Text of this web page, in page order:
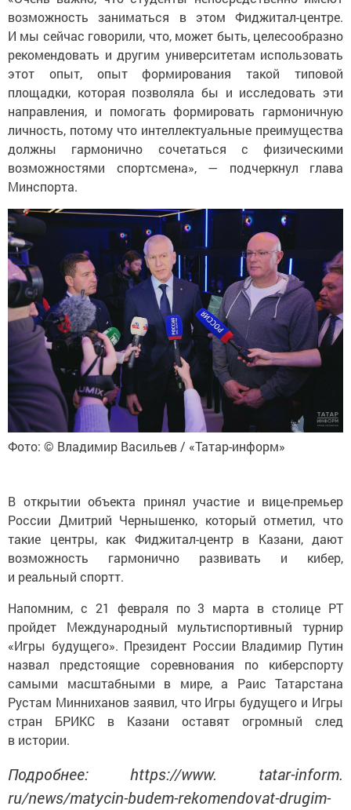
возможность заниматься в этом Фиджитал-центре.
И мы сейчас говорили, что, может быть, целесообразно
рекомендовать и другим университетам использовать
этот опыт, опыт формирования такой типовой
площадки, которая позволяла бы и исследовать эти
направления, и помогать формировать гармоничную
личность, потому что интеллектуальные преимущества
должны гармонично сочетаться с физическими
возможностями спортсмена», — подчеркнул глава
Минспорта.
Фото: © Владимир Васильев / «Татар-информ»
В открытии объекта принял участие и вице-премьер
России Дмитрий Чернышенко, который отметил, что
такие центры, как Фиджитал-центр в Казани, дают
возможность гармонично развивать и кибер,
и реальный спортт.
Напомним, с 21 февраля по 3 марта в столице РТ
пройдет Международный мультиспортивный турнир
«Игры будущего». Президент России Владимир Путин
назвал предстоящие соревнования по киберспорту
самыми масштабными в мире, а Раис Татарстана
Рустам Минниханов заявил, что Игры будущего и Игры
стран БРИКС в Казани оставят огромный след
в истории.
Подробнее: https://www. tatar-inform.
ru/news/matycin-budem-rekomendovat-drugim-